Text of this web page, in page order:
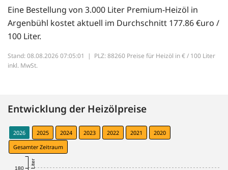
Eine Bestellung von 3.000 Liter Premium-Heizöl in
Argenbühl kostet aktuell im Durchschnitt 177.86 €uro /
100 Liter.
Stand: 08.08.2026 07:05:01 | PLZ: 88260 Preise für Heizöl in € / 100 Liter
inkl. MwSt.
Entwicklung der Heizölpreise
2026 2025 2024 2023 2022 2021
2020
Gesamter Zeitraum
180